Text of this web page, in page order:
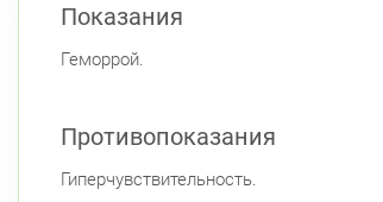
Показания
Геморрой.
Противопоказания
Гиперчувствительность.